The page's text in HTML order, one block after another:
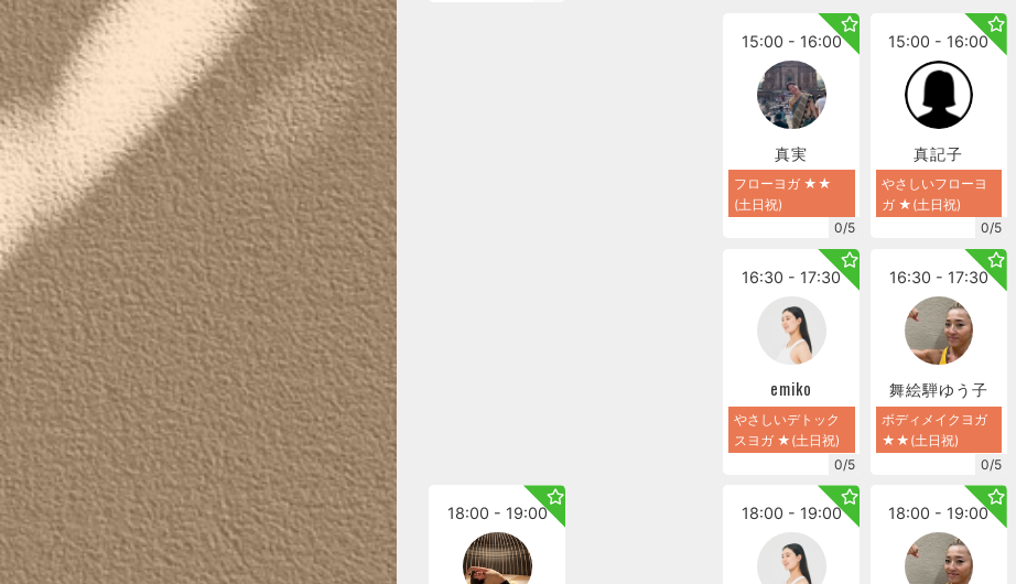
15:00 - 16:00
真実
フローヨガ ★★
(土日祝)
0/5
15:00 - 16:00
真記子
やさしいフローヨ
ガ ★(土日祝)
0/5
16:30 - 17:30
emiko
やさしいデトック
スヨガ ★(土日祝)
0/5
16:30 - 17:30
舞絵騨ゆう子
ボディメイクヨガ
★★(土日祝)
0/5
18:00 - 19:00 18:00 - 19:00 18:00 - 19:00